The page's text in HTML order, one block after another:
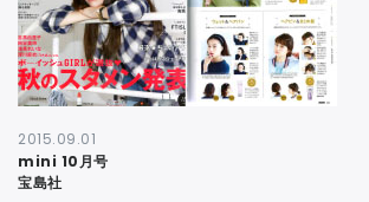
2015.09.01
mini 10月号
宝島社